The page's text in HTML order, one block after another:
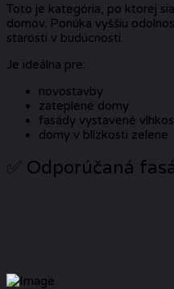
Toto je kategória, po ktorej
domov. Ponúka vyššiu
starostí v budúcnosti.
Je ideálna pre:
novostavby
zateplené domy
fasády vystavené
domy v blízkosti zelene
✅ Odporúčaná